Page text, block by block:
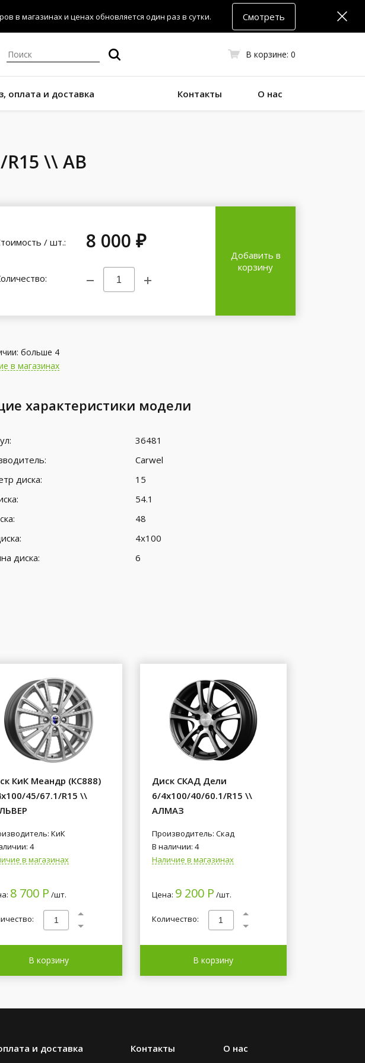
в магазинах и ценах обновляется один раз в сутки. Смотреть
В корзине: 0
оплата и доставка Контакты О нас
R15 \\ AB
/ шт.: 8 000 ₽
Добавить в
корзину
больше 4
в магазинах
характеристики модели
36481
Carwel
диска:
15
54.1
48
4x100
диска:
6
КиК Меандр (КС888)
45/67.1/R15 \\
КиК
4
в магазинах
8 700 Р /шт.
В корзину
Диск СКАД Дели
6/4x100/40/60.1/R15 \\
АЛМАЗ
Производитель: Скад
В наличии: 4
Наличие в магазинах
Цена: 9 200 Р /шт.
Количество:
В корзину
и доставка Контакты О нас